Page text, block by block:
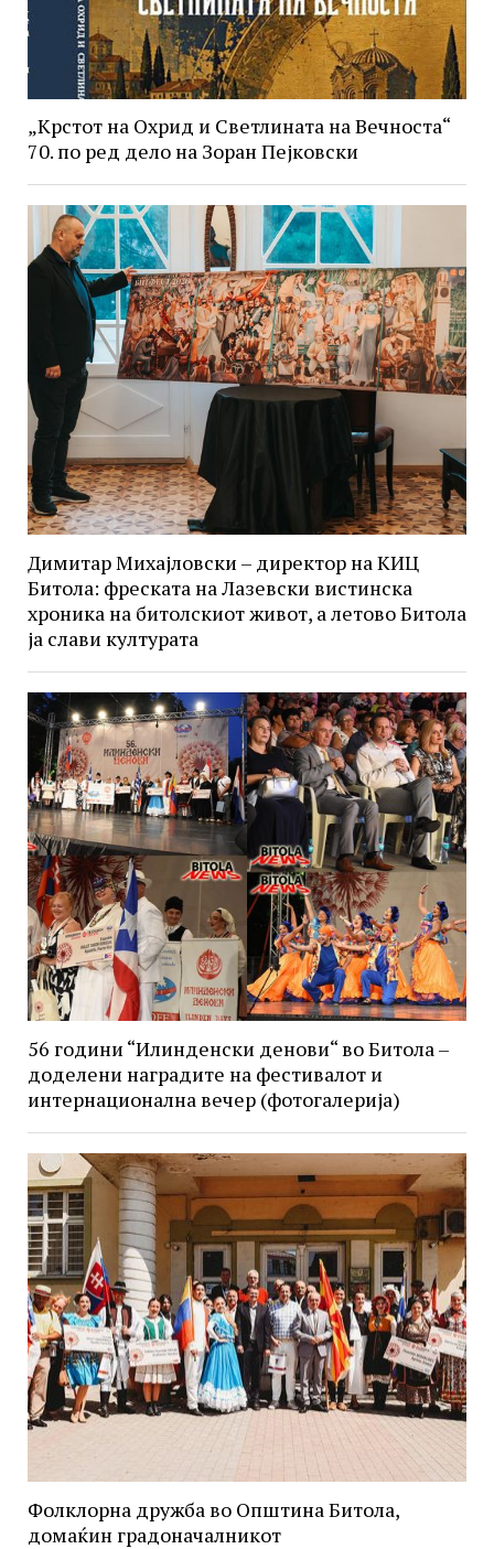
„Крстот на Охрид и Светлината на Вечноста“
70. по ред дело на Зоран Пејковски
Димитар Михајловски – директор на КИЦ
Битола: фреската на Лазевски вистинска
хроника на битолскиот живот, а летово Битола
ја слави културата
56 години “Илинденски денови“ во Битола –
доделени наградите на фестивалот и
интернационална вечер (фотогалерија)
Фолклорна дружба во Општина Битола,
домаќин градоначалникот